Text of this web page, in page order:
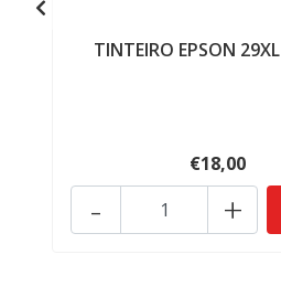
TINTEIRO EPSON
€18,00
+
-